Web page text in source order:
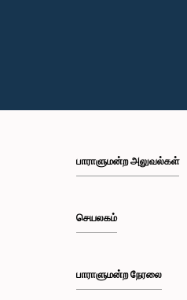
பாராளுமன்ற அலுவல்கள்
செயலகம்
பாராளுமன்ற நேரலை